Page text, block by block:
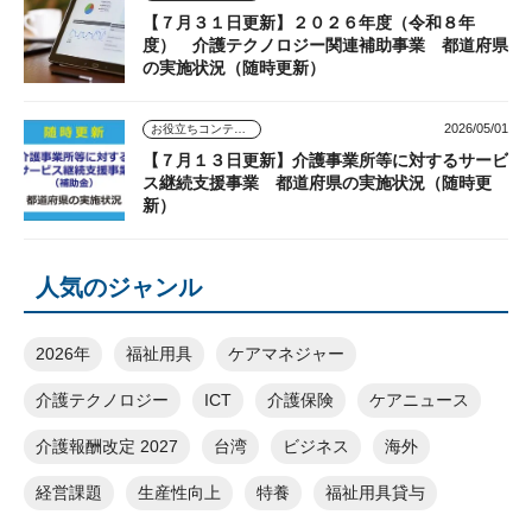
【７月３１日更新】２０２６年度（令和８年
度） 介護テクノロジー関連補助事業 都道府県
の実施状況（随時更新）
お役立ちコンテンツ 2026/05/01
【７月１３日更新】介護事業所等に対するサービ
ス継続支援事業 都道府県の実施状況（随時更
新）
人気のジャンル
2026年 福祉用具 ケアマネジャー
介護テクノロジー ICT 介護保険 ケアニュース
介護報酬改定 2027 台湾 ビジネス 海外
経営課題 生産性向上 特養 福祉用具貸与